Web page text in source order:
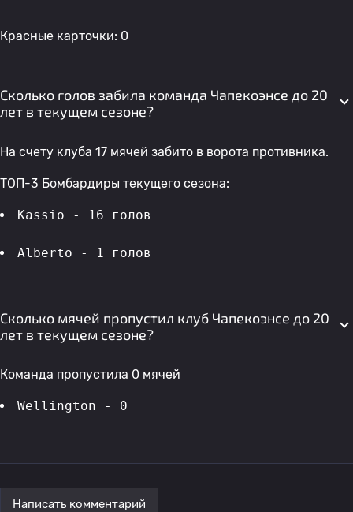
Красные карточки: 0
Сколько голов забила команда Чапекоэнсе до 20
лет в текущем сезоне?
На счету клуба 17 мячей забито в ворота противника.
ТОП-3 Бомбардиры текущего сезона:
Kassio - 16 голов
Alberto - 1 голов
Сколько мячей пропустил клуб Чапекоэнсе до 20
лет в текущем сезоне?
Команда пропустила 0 мячей
Wellington - 0
Написать комментарий